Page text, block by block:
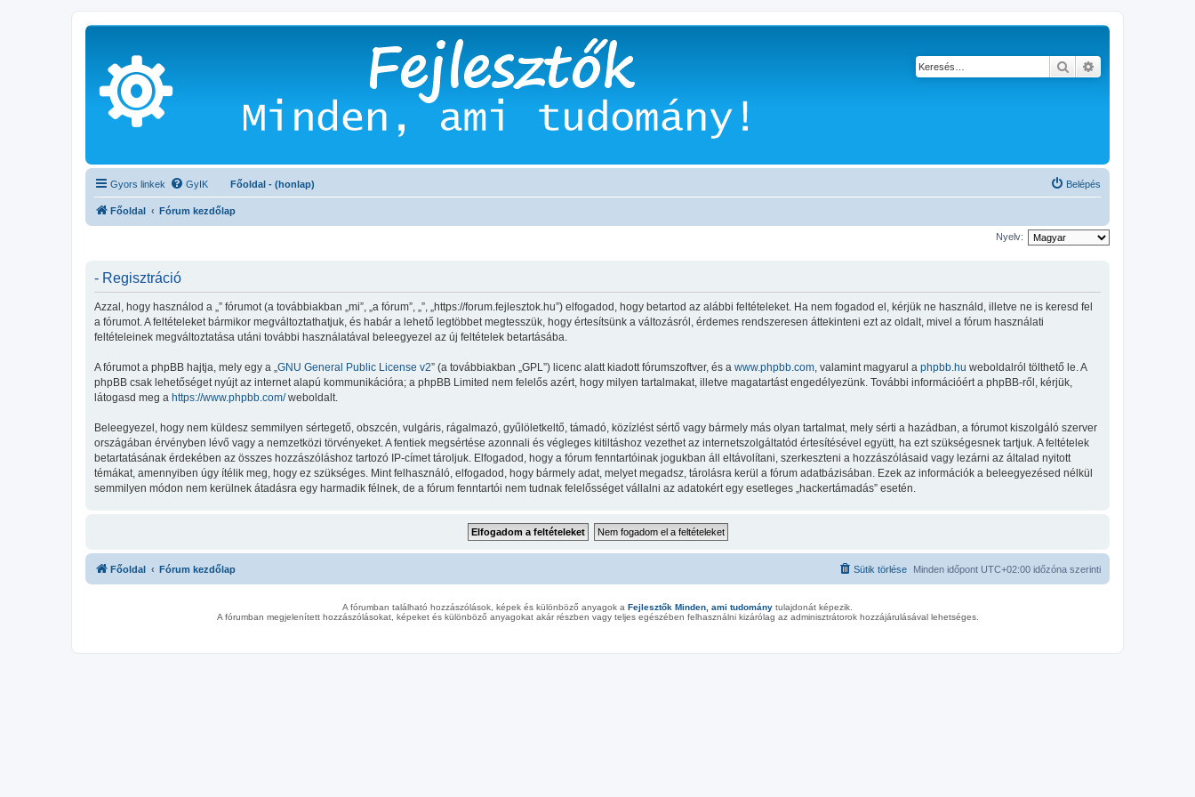
Keresés
Gyors linkek GyIK Főoldal - (honlap) Belépés
Főoldal Fórum kezdőlap
Nyelv:
- Regisztráció
Azzal, hogy használod a „” fórumot (a továbbiakban „mi”, „a fórum”, „”, „https://forum.fejlesztok.hu”) elfogadod, hogy betartod az alábbi feltételeket. Ha nem fogadod el, kérjük ne használd, illetve ne is keresd fel
a fórumot. A feltételeket bármikor megváltoztathatjuk, és habár a lehető legtöbbet megtesszük, hogy értesítsünk a változásról, érdemes rendszeresen áttekinteni ezt az oldalt, mivel a fórum használati
feltételeinek megváltoztatása utáni további használatával beleegyezel az új feltételek betartásába.
A fórumot a phpBB hajtja, mely egy a „ GNU General Public License v2” (a továbbiakban „GPL”) licenc alatt kiadott fórumszoftver, és a www.phpbb.com , valamint magyarul a phpbb.hu weboldalról tölthető le. A
phpBB csak lehetőséget nyújt az internet alapú kommunikációra; a phpBB Limited nem felelős azért, hogy milyen tartalmakat, illetve magatartást engedélyezünk. További információért a phpBB-ről, kérjük,
látogasd meg a https://www.phpbb.com/weboldalt.
Beleegyezel, hogy nem küldesz semmilyen sértegető, obszcén, vulgáris, rágalmazó, gyűlöletkeltő, támadó, közízlést sértő vagy bármely más olyan tartalmat, mely sérti a hazádban, a fórumot kiszolgáló szerver
országában érvényben lévő vagy a nemzetközi törvényeket. A fentiek megsértése azonnali és végleges kitiltáshoz vezethet az internetszolgáltatód értesítésével együtt, ha ezt szükségesnek tartjuk. A feltételek
betartatásának érdekében az összes hozzászóláshoz tartozó IP-címet tároljuk. Elfogadod, hogy a fórum fenntartóinak jogukban áll eltávolítani, szerkeszteni a hozzászólásaid vagy lezárni az általad nyitott
témákat, amennyiben úgy ítélik meg, hogy ez szükséges. Mint felhasználó, elfogadod, hogy bármely adat, melyet megadsz, tárolásra kerül a fórum adatbázisában. Ezek az információk a beleegyezésed nélkül
semmilyen módon nem kerülnek átadásra egy harmadik félnek, de a fórum fenntartói nem tudnak felelősséget vállalni az adatokért egy esetleges „hackertámadás” esetén.
Főoldal Fórum kezdőlap Minden időpont UTC+02:00 időzóna szerinti
Sütik törlése
A fórumban található hozzászólások, képek és különböző anyagok a Fejlesztők Minden, ami tudomány tulajdonát képezik.
A fórumban megjelenített hozzászólásokat, képeket és különböző anyagokat akár részben vagy teljes egészében felhasználni kizárólag az adminisztrátorok hozzájárulásával lehetséges.